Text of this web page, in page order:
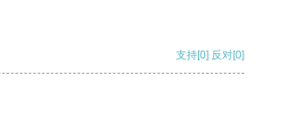
支持[0] 反对[0]